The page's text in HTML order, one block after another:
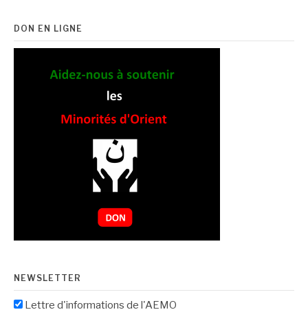
DON EN LIGNE
NEWSLETTER
Lettre d'informations de l'AEMO